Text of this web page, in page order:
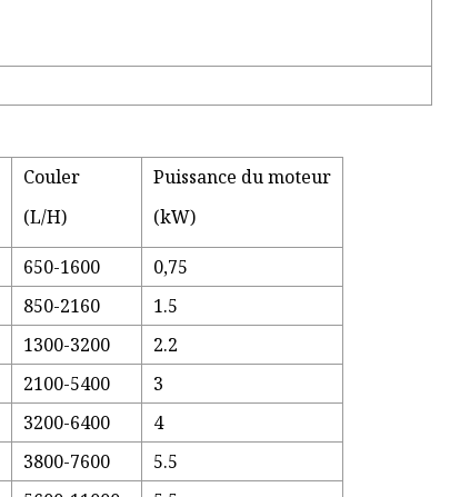
Couler
(L/H)
Puissance du moteur
(kW)
650-1600
0,75
850-2160
1.5
1300-3200
2.2
2100-5400
3
3200-6400
4
3800-7600
5.5